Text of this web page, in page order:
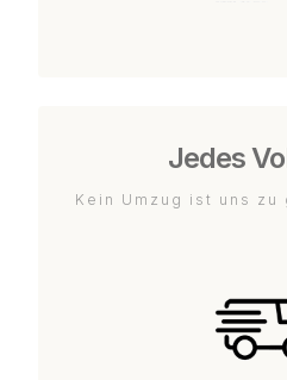
Jedes
Kein Umzug ist uns zu